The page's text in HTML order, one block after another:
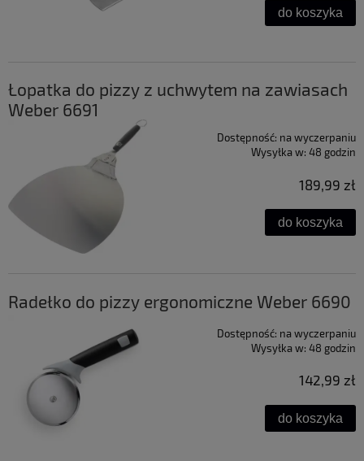
do koszyka
Łopatka do pizzy z uchwytem na zawiasach
Weber 6691
Dostępność: na wyczerpaniu
Wysyłka w: 48 godzin
189,99 zł
do koszyka
Radełko do pizzy ergonomiczne Weber 6690
Dostępność: na wyczerpaniu
Wysyłka w: 48 godzin
142,99 zł
do koszyka